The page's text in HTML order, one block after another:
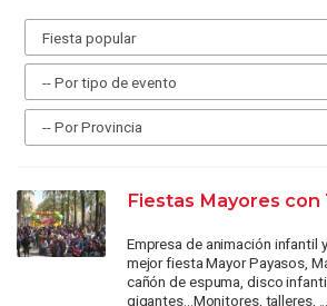
Fiestas Mayores con
Empresa de animación infantil
mejor fiesta Mayor Payasos,
cañón de espuma, disco
gigantes...Monitores, talleres, ...